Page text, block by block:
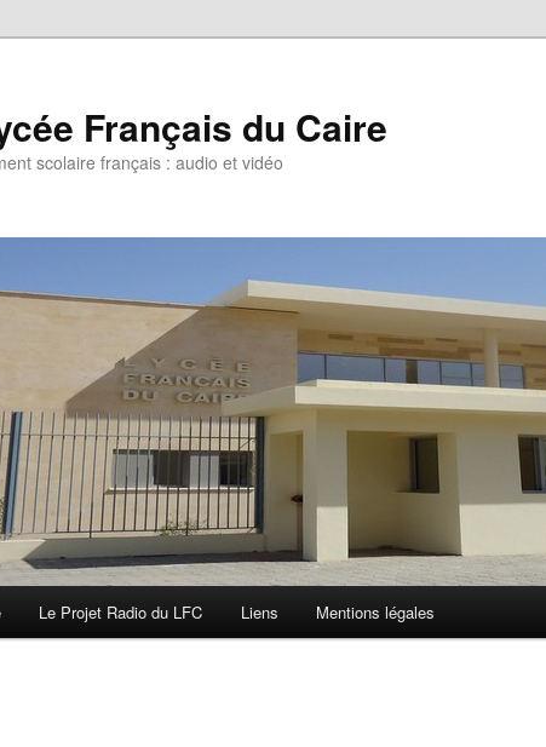
Français du Caire
scolaire français : audio et vidéo
Le Projet Radio du LFC Liens Mentions légales